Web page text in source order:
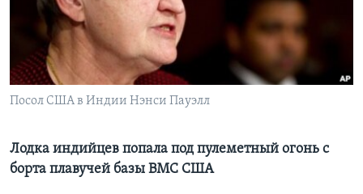
Learning English
СОЦИАЛЬНЫЕ СЕТИ
Языки
Посол США в Индии Нэнси Пауэлл
Лодка индийцев попала под пулеметный огонь с
борта плавучей базы ВМС США